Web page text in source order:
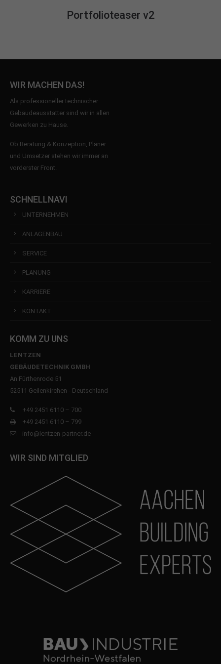
Lorem ipsum dolor sit amet, consectetuer
Aenean commodo ligula eget dolor. Aenean massa.
Cum sociis natoque penatibus et magnis dis
quam felis, ultricies nec.
Portfolioteaser v2
WIR MACHEN DAS!
Als professioneller technischer
Gebäudeausstatter sind wir in allen
Gewerken zu Hause.
Ob Beratung & Konzeption, Planer
und Umsetzer stehen wir immer an
vorderster Front.
SCHNELLNAVI
UNTERNEHMEN
ANLAGENBAU
SERVICE
PLANUNG
KARRIERE
KONTAKT
KOMM ZU UNS
LENTZEN
GEBÄUDETECHNIK GMBH
An Fürthenrode 51
52511 Geilenkirchen - Deutschland
+49 2451 6110 – 700
+49 2451 6110 – 799
info@lentzen-partner.de
WIR SIND MITGLIED